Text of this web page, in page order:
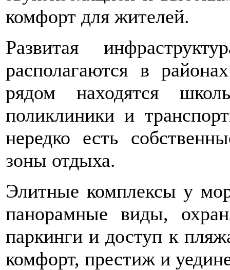
комфорт для жителей.
Развитая
располагаются в
рядом находятся
поликлиники и
нередко есть
зоны отдыха.
Элитные комплексы у
панорамные виды,
паркинги и доступ к
комфорт, престиж и